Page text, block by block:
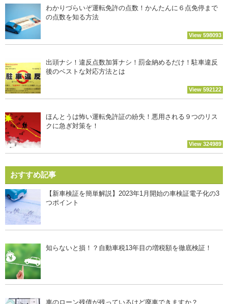
わかりづらいぞ運転免許の点数！かんたんに６点免停まで
の点数を知る方法
View 598093
出頭ナシ！違反点数加算ナシ！罰金納めるだけ！駐車違反
後のベストな対応方法とは
View 592122
ほんとうは怖い運転免許証の紛失！悪用される９つのリス
クに急ぎ対策を！
View 324989
おすすめ記事
【新車検証を簡単解説】2023年1月開始の車検証電子化の3
つポイント
知らないと損！？自動車税13年目の増税額を徹底検証！
車のローン残債が残っているけど廃車できますか？